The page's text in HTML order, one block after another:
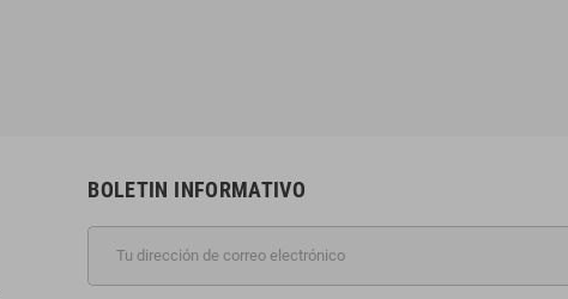
BOLETIN INFORMATIVO